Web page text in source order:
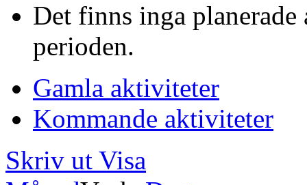
Det finns inga
perioden.
Gamla aktiviteter
Kommande aktiviteter
Skriv ut Visa